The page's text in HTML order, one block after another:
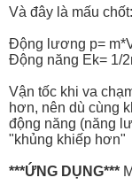
Và đây là mấu chốt:
Động lương p=
Động năng Ek= 1/
Vận tốc khi va
hơn, nên dù cùng
động năng (năng
"khủng khiếp hơn"
***ỨNG DỤNG***